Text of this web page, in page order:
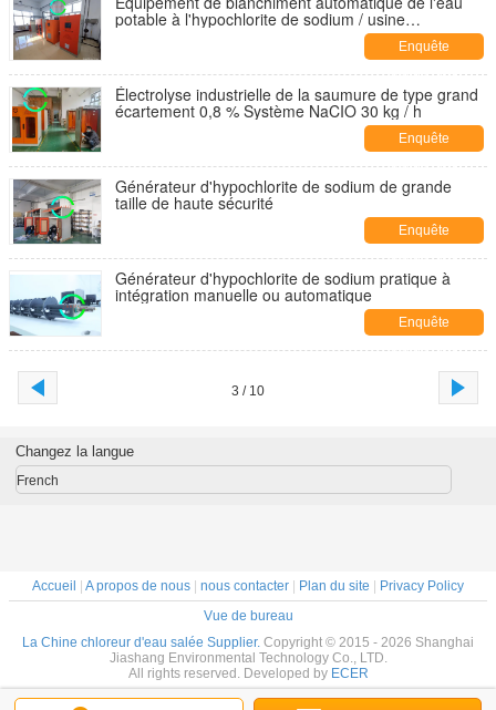
potable à l'hypochlorite de sodium / usine
Enquête
maintenant
Électrolyse industrielle de la saumure de type grand
écartement 0,8 % Système NaCIO 30 kg / h
Enquête
maintenant
Générateur d'hypochlorite de sodium de grande
taille de haute sécurité
Enquête
maintenant
Générateur d'hypochlorite de sodium pratique à
intégration manuelle ou automatique
Enquête
maintenant
3 / 10
Changez la langue
French
Accueil A propos de nous nous contacter Plan du site
Privacy Policy
Vue de bureau
La Chine chloreur d'eau salée Supplier. Copyright © 2015 - 2026 Shanghai
Jiashang Environmental Technology Co., LTD.
All rights reserved. Developed by ECER